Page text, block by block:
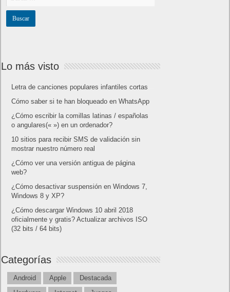
Lo más visto
Letra de canciones populares infantiles cortas
Cómo saber si te han bloqueado en WhatsApp
¿Cómo escribir la comillas latinas / españolas
o angulares(« ») en un ordenador?
10 sitios para recibir SMS de validación sin
mostrar nuestro número real
¿Cómo ver una versión antigua de página
web?
¿Cómo desactivar suspensión en Windows 7,
Windows 8 y XP?
¿Cómo descargar Windows 10 abril 2018
oficialmente y gratis? Actualizar archivos ISO
(32 bits / 64 bits)
Categorías
Android Apple
Destacada